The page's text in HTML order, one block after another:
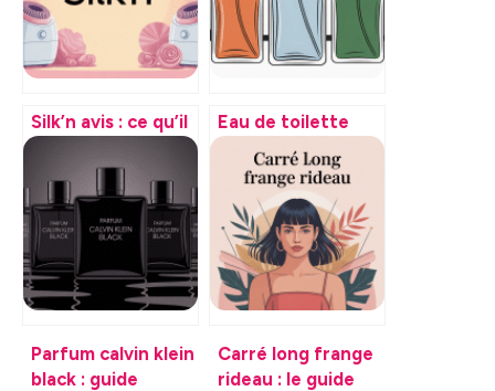
Silk’n avis : ce qu’il
savoir avant
d’acheter
Eau de toilette
pour homme
comment choisir le
parfum qui vous
ressemble
Parfum calvin klein
black : guide
Carré long frange
rideau : le guide